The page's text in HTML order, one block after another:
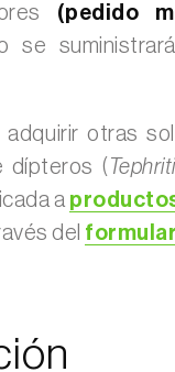
(pedido
se
otras
dípteros (
a
del